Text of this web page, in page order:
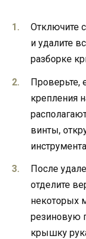
Отключите
и удалите
разборке
Проверьте,
крепления
винты,
После
отделите
некоторых
резиновую
крышку